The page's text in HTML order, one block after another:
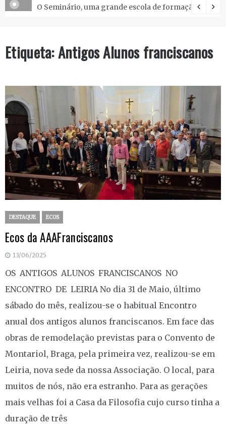
O Seminário, uma grande escola de formação.
Etiqueta:Antigos Alunos franciscanos
DESTAQUE ECOS
Ecos da AAAFranciscanos
13/06/2025
OS ANTIGOS ALUNOS FRANCISCANOS NO
ENCONTRO DE LEIRIA No dia 31 de Maio, último
sábado do mês, realizou-se o habitual Encontro
anual dos antigos alunos franciscanos. Em face das
obras de remodelação previstas para o Convento de
Montariol, Braga, pela primeira vez, realizou-se em
Leiria, nova sede da nossa Associação. O local, para
muitos de nós, não era estranho. Para as gerações
mais velhas foi a Casa da Filosofia cujo curso tinha a
duração de três